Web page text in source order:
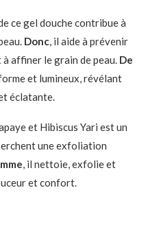
ce gel douche contribue à
Donc, il aide à prévenir
affiner le grain de peau. De
et lumineux, révélant
éclatante.
et Hibiscus Yari est un
une exfoliation
, il nettoie, exfolie et
et confort.